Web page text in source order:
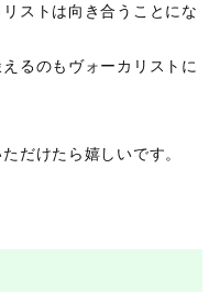
ストは向き合うことにな
るのもヴォーカリストに
だけたら嬉しいです。